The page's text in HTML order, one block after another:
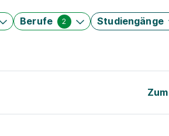
Berufe 2 Studiengänge